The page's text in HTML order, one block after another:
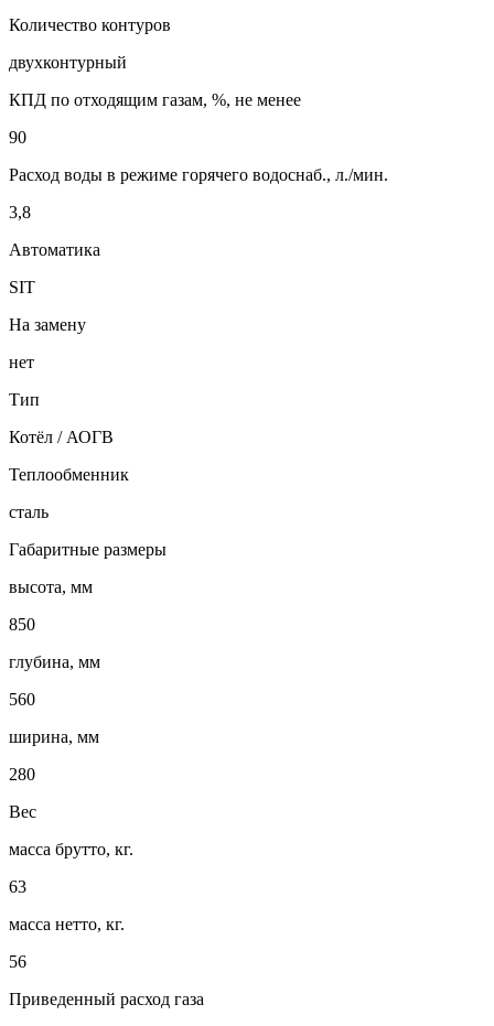
Количество контуров
двухконтурный
КПД по отходящим газам, %, не менее
90
Расход воды в режиме горячего водоснаб., л./мин.
3,8
Автоматика
SIT
На замену
нет
Тип
Котёл / АОГВ
Теплообменник
сталь
Габаритные размеры
высота, мм
850
глубина, мм
560
ширина, мм
280
Вес
масса брутто, кг.
63
масса нетто, кг.
56
Приведенный расход газа